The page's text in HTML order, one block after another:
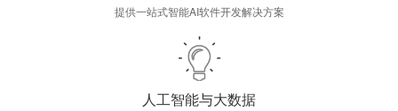
提供一站式智能AI软件开发解决方案
人工智能与大数据